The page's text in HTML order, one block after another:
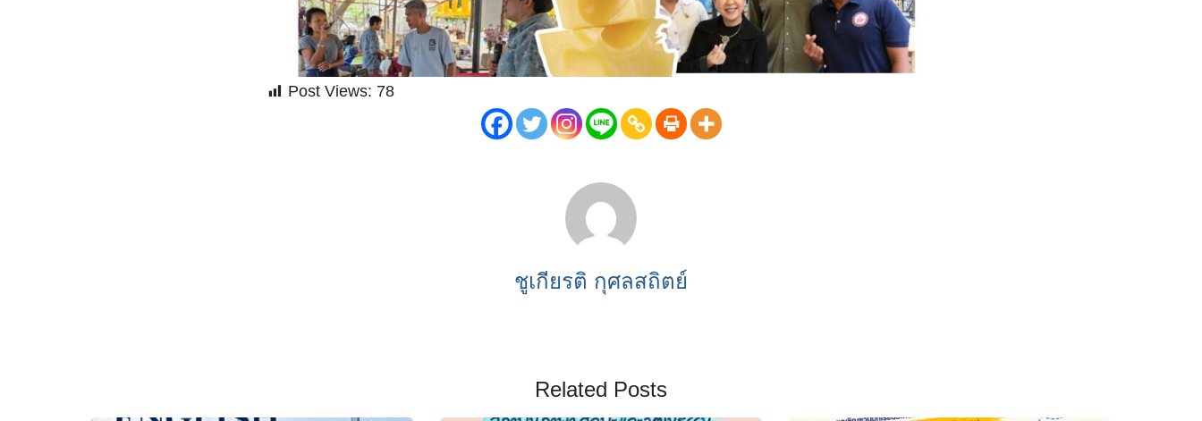
Post Views: 78
ชูเกียรติ กุศลสถิตย์
Related Posts